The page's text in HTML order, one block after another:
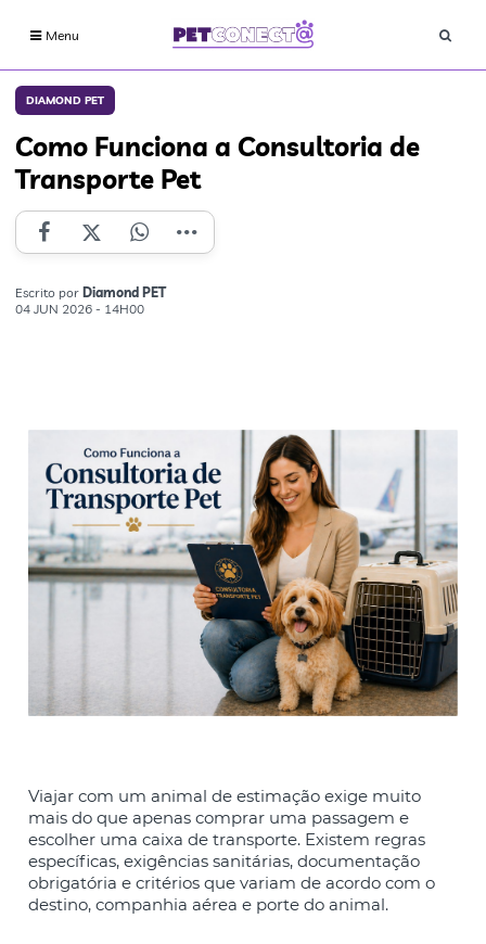
Menu
DIAMOND PET
Como Funciona a Consultoria de
Transporte Pet
Escrito por Diamond PET
04 JUN 2026 - 14H00
Viajar com um animal de estimação exige muito
mais do que apenas comprar uma passagem e
escolher uma caixa de transporte. Existem regras
específicas, exigências sanitárias, documentação
obrigatória e critérios que variam de acordo com o
destino, companhia aérea e porte do animal.